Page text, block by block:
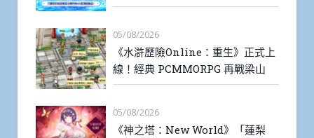
05/08/2026
《水滸歷險Online：重生》正式上
線！經典 PCMMORPG 再戰梁山
05/08/2026
《神之塔：New World》「蓮梨